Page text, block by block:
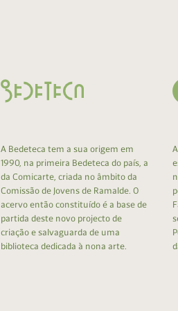
A Bedeteca tem a sua origem em
1990, na primeira Bedeteca do país, a
da Comicarte, criada no âmbito da
Comissão de Jovens de Ramalde. O
acervo então constituído é a base de
partida deste novo projecto de
criação e salvaguarda de uma
biblioteca dedicada à nona arte.